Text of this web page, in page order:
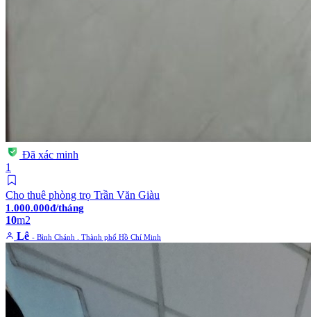
Đã xác minh
1
Cho thuê phòng trọ Trần Văn Giàu
1.000.000đ/tháng
10m2
Lê - Bình Chánh . Thành phố Hồ Chí Minh